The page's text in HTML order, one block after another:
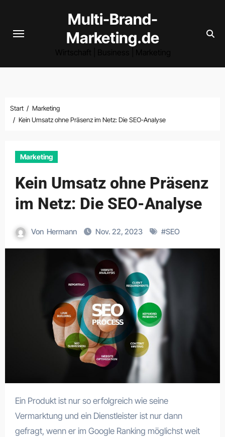
springen
Multi-Brand-
Marketing.de
Start
Marketing
Kein Umsatz ohne Präsenz im Netz: Die SEO-Analyse
Marketing
Kein Umsatz ohne Präsenz
im Netz: Die SEO-Analyse
Von Hermann Nov. 22, 2023 #SEO
Ein Produkt ist nur so erfolgreich wie seine
Vermarktung und ein Dienstleister ist nur dann
gefragt, wenn er im Google Ranking möglichst weit